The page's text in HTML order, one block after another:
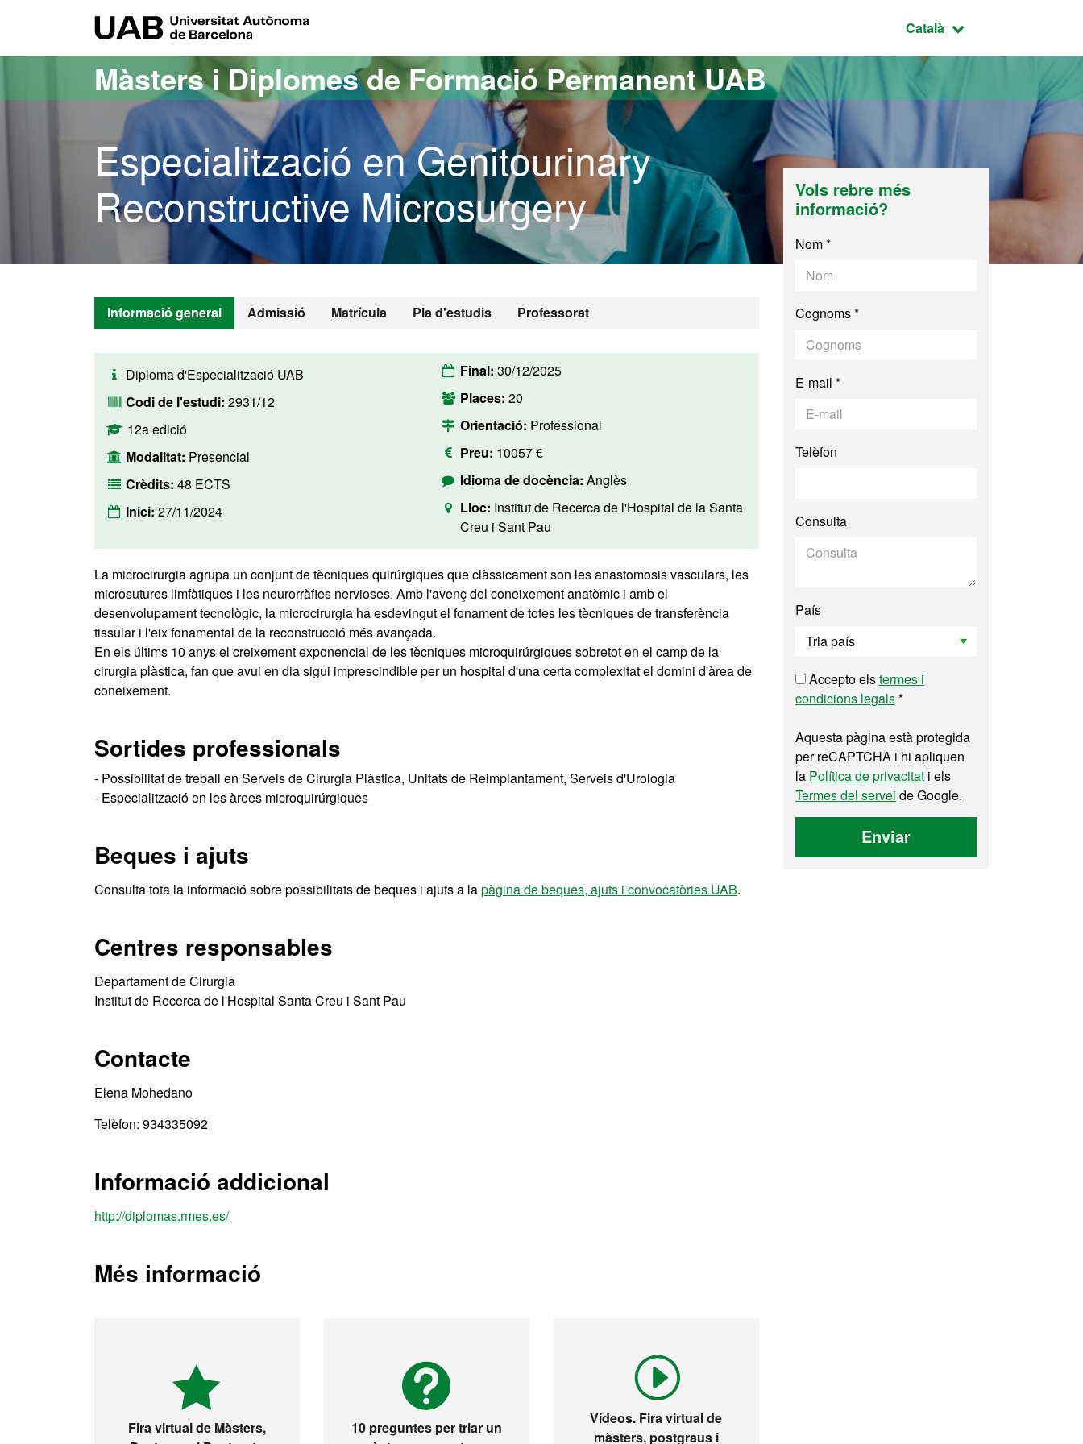
Idioma seleccionat:
Català
Màsters i Diplomes de Formació Permanent UAB
Especialització en Genitourinary
Reconstructive Microsurgery
Informació general Admissió Matrícula Pla d'estudis Professorat
Diploma d'Especialització UAB
Codi de l'estudi: 2931/12
12a edició
Modalitat: Presencial
Crèdits: 48 ECTS
Inici: 27/11/2024
Final: 30/12/2025
Places: 20
Orientació: Professional
Preu: 10057 €
Idioma de docència: Anglès
Lloc: Institut de Recerca de l'Hospital de la Santa
Creu i Sant Pau
La microcirurgia agrupa un conjunt de tècniques quirúrgiques que clàssicament son les anastomosis vasculars, les
microsutures limfàtiques i les neurorràfies nervioses. Amb l'avenç del coneixement anatòmic i amb el
desenvolupament tecnològic, la microcirurgia ha esdevingut el fonament de totes les tècniques de transferència
tissular i l'eix fonamental de la reconstrucció més avançada.
En els últims 10 anys el creixement exponencial de les tècniques microquirúrgiques sobretot en el camp de la
cirurgia plàstica, fan que avui en dia sigui imprescindible per un hospital d'una certa complexitat el domini d'àrea de
coneixement.
Sortides professionals
- Possibilitat de treball en Serveis de Cirurgia Plàstica, Unitats de Reimplantament, Serveis d'Urologia
- Especialització en les àrees microquirúrgiques
Beques i ajuts
Consulta tota la informació sobre possibilitats de beques i ajuts a lapàgina de beques, ajuts i convocatòries UAB.
Centres responsables
Departament de Cirurgia
Institut de Recerca de l'Hospital Santa Creu i Sant Pau
Contacte
Elena Mohedano
Telèfon: 934335092
Informació addicional
http://diplomas.rmes.es/
Més informació
Fira virtual de Màsters,
10 preguntes per triar un
Vídeos. Fira virtual de
màsters, postgraus i
Vols rebre més
informació?
Nom *
Cognoms *
E-mail *
Telèfon
Consulta
País
Accepto elstermes i
condicions legals*
Aquesta pàgina està protegida
per reCAPTCHA i hi apliquen
la Política de privacitat i els
Termes del servei de Google.
Enviar